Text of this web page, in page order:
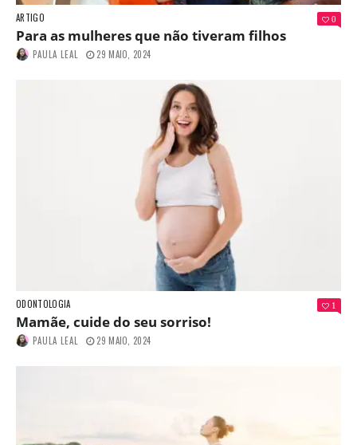
ARTIGO 0
Para as mulheres que não tiveram filhos
PAULA LEAL 29 MAIO, 2024
ODONTOLOGIA 1
Mamãe, cuide do seu sorriso!
PAULA LEAL 29 MAIO, 2024